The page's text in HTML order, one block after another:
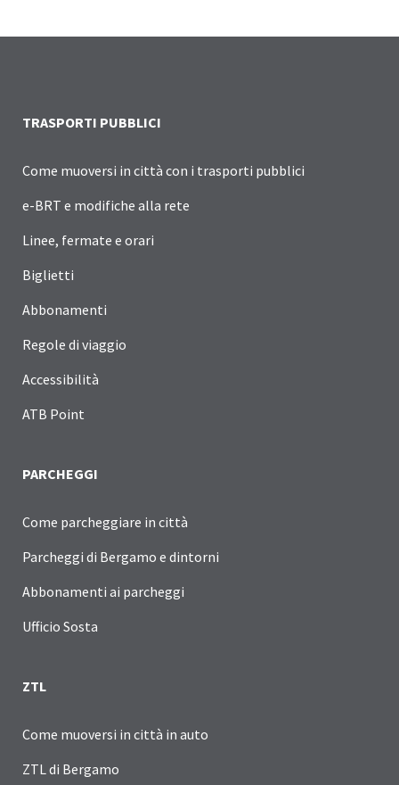
TRASPORTI PUBBLICI
Come muoversi in città con i trasporti pubblici
e-BRT e modifiche alla rete
Linee, fermate e orari
Biglietti
Abbonamenti
Regole di viaggio
Accessibilità
ATB Point
PARCHEGGI
Come parcheggiare in città
Parcheggi di Bergamo e dintorni
Abbonamenti ai parcheggi
Ufficio Sosta
ZTL
Come muoversi in città in auto
ZTL di Bergamo